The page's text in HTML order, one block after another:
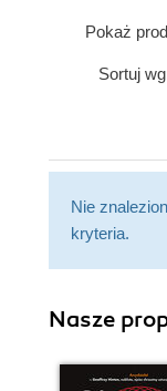
Pokaż
Sortuj
Nie
kryteria.
Nasze